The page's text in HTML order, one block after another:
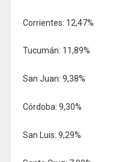
Corrientes: 12,47%
Tucumán: 11,89%
San Juan: 9,38%
Córdoba: 9,30%
San Luis: 9,29%